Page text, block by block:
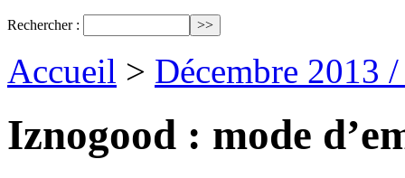
Rechercher :
Accueil > Décembre 2013
Iznogood : mode